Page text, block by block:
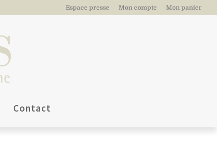
Espace presse Mon compte Mon panier
Contact